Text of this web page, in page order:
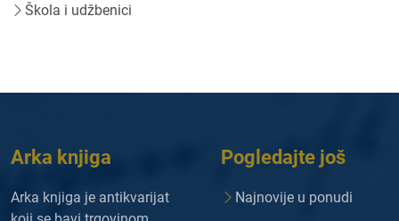
Škola i udžbenici
Arka knjiga
Arka knjiga je antikvarijat
Pogledajte još
Najnovije u ponudi